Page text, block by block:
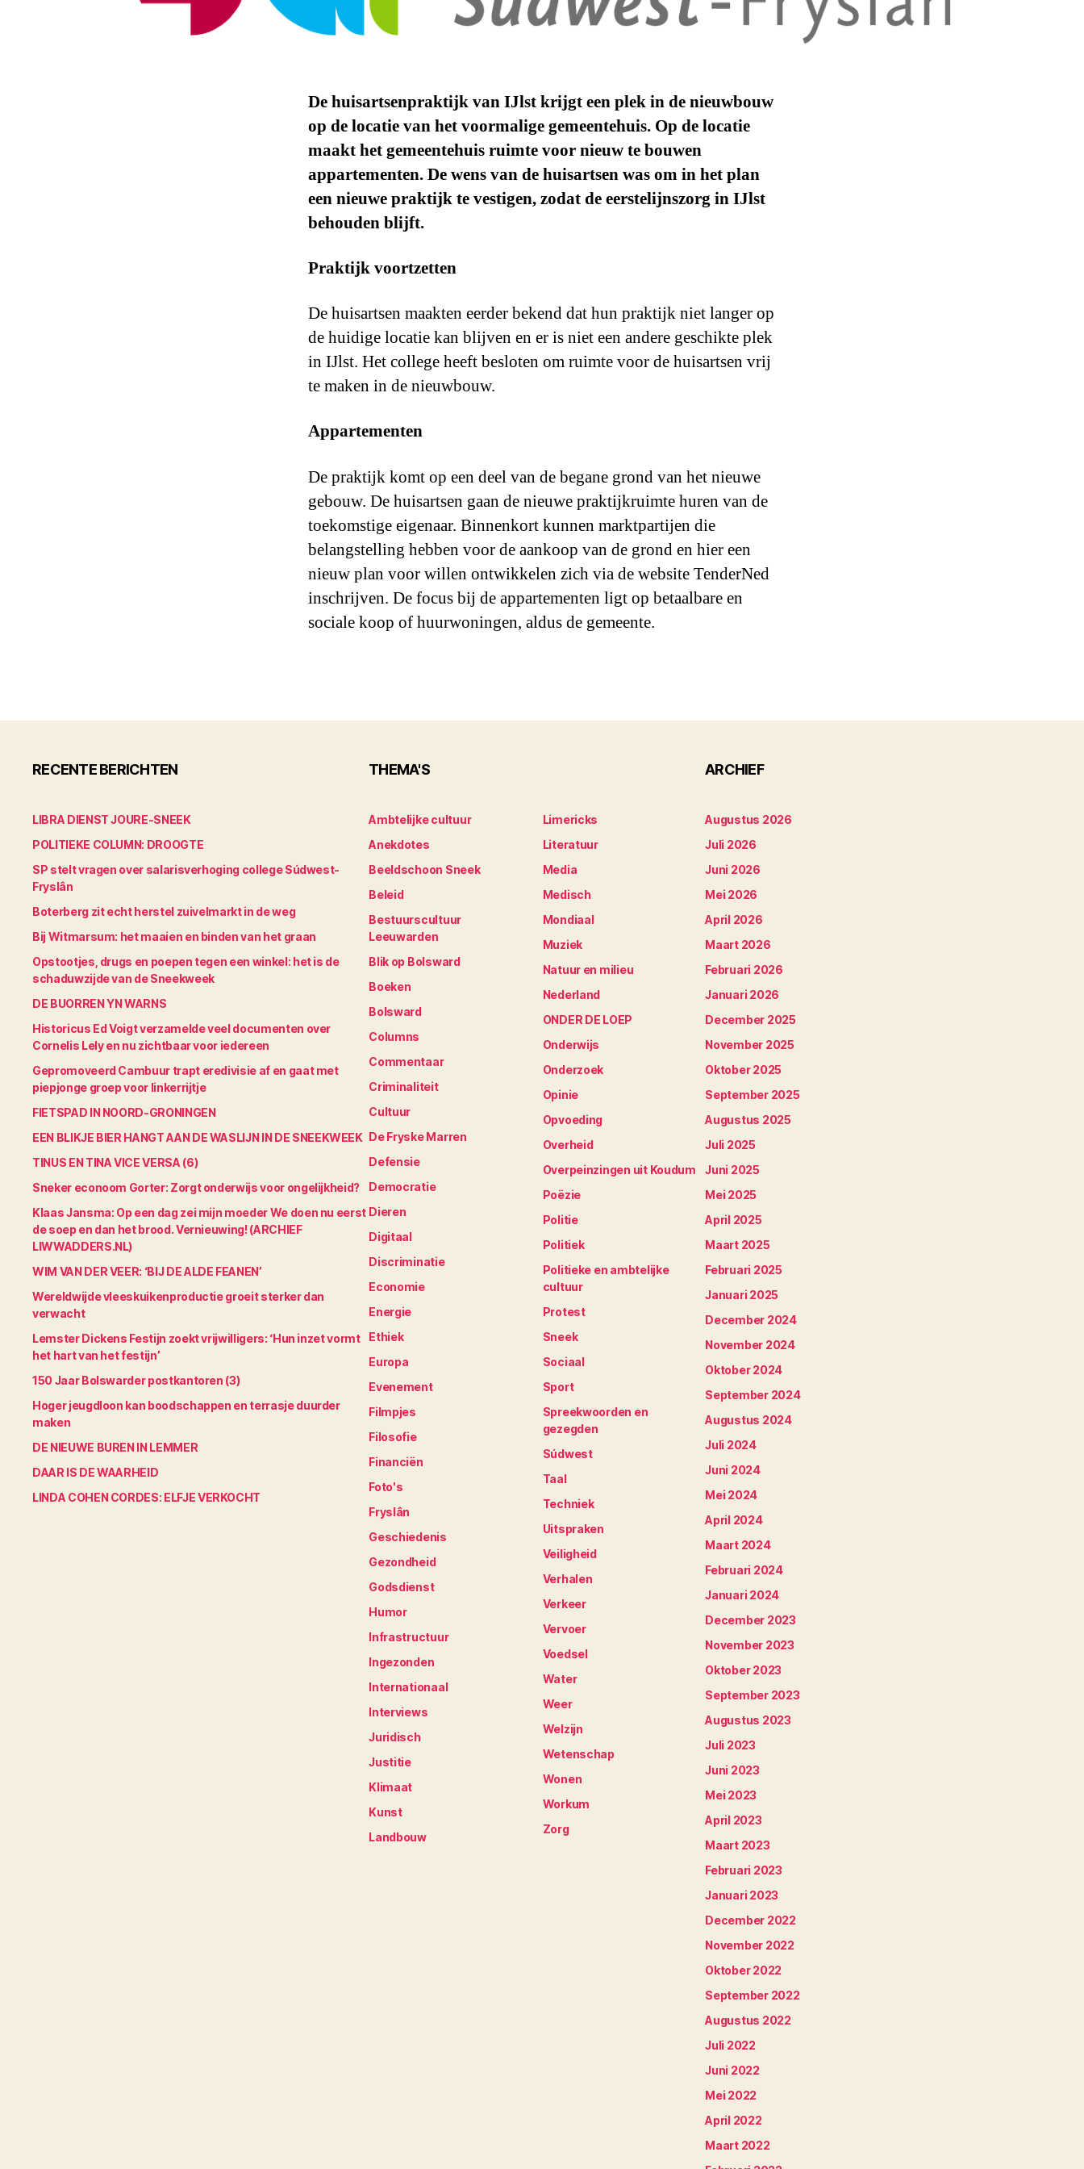
De huisartsenpraktijk van IJlst krijgt een plek in de nieuwbouw
op de locatie van het voormalige gemeentehuis. Op de locatie
maakt het gemeentehuis ruimte voor nieuw te bouwen
appartementen. De wens van de huisartsen was om in het plan
een nieuwe praktijk te vestigen, zodat de eerstelijnszorg in IJlst
behouden blijft.
Praktijk voortzetten
De huisartsen maakten eerder bekend dat hun praktijk niet langer op
de huidige locatie kan blijven en er is niet een andere geschikte plek
in IJlst. Het college heeft besloten om ruimte voor de huisartsen vrij
te maken in de nieuwbouw.
Appartementen
De praktijk komt op een deel van de begane grond van het nieuwe
gebouw. De huisartsen gaan de nieuwe praktijkruimte huren van de
toekomstige eigenaar. Binnenkort kunnen marktpartijen die
belangstelling hebben voor de aankoop van de grond en hier een
nieuw plan voor willen ontwikkelen zich via de website TenderNed
inschrijven. De focus bij de appartementen ligt op betaalbare en
sociale koop of huurwoningen, aldus de gemeente.
RECENTE BERICHTEN
LIBRA DIENST JOURE-SNEEK
POLITIEKE COLUMN: DROOGTE
SP stelt vragen over salarisverhoging college Súdwest-
Fryslân
Boterberg zit echt herstel zuivelmarkt in de weg
Bij Witmarsum: het maaien en binden van het graan
Opstootjes, drugs en poepen tegen een winkel: het is de
schaduwzijde van de Sneekweek
DE BUORREN YN WARNS
Historicus Ed Voigt verzamelde veel documenten over
Cornelis Lely en nu zichtbaar voor iedereen
Gepromoveerd Cambuur trapt eredivisie af en gaat met
piepjonge groep voor linkerrijtje
FIETSPAD IN NOORD-GRONINGEN
EEN BLIKJE BIER HANGT AAN DE WASLIJN IN DE SNEEKWEEK
TINUS EN TINA VICE VERSA (6)
Sneker econoom Gorter: Zorgt onderwijs voor ongelijkheid?
Klaas Jansma: Op een dag zei mijn moeder We doen nu eerst
de soep en dan het brood. Vernieuwing! (ARCHIEF
LIWWADDERS.NL)
WIM VAN DER VEER: ‘BIJ DE ALDE FEANEN’
Wereldwijde vleeskuikenproductie groeit sterker dan
verwacht
Lemster Dickens Festijn zoekt vrijwilligers: ‘Hun inzet vormt
het hart van het festijn’
150 Jaar Bolswarder postkantoren (3)
Hoger jeugdloon kan boodschappen en terrasje duurder
maken
DE NIEUWE BUREN IN LEMMER
DAAR IS DE WAARHEID
LINDA COHEN CORDES: ELFJE VERKOCHT
THEMA'S
Ambtelijke cultuur
Anekdotes
Beeldschoon Sneek
Beleid
Bestuurscultuur
Leeuwarden
Blik op Bolsward
Boeken
Bolsward
Columns
Commentaar
Criminaliteit
Cultuur
De Fryske Marren
Defensie
Democratie
Dieren
Digitaal
Discriminatie
Economie
Energie
Ethiek
Europa
Evenement
Filmpjes
Filosofie
Financiën
Foto's
Fryslân
Geschiedenis
Gezondheid
Godsdienst
Humor
Infrastructuur
Ingezonden
Internationaal
Interviews
Juridisch
Justitie
Klimaat
Kunst
Landbouw
Limericks
Literatuur
Media
Medisch
Mondiaal
Muziek
Natuur en milieu
Nederland
ONDER DE LOEP
Onderwijs
Onderzoek
Opinie
Opvoeding
Overheid
Overpeinzingen uit Koudum
Poëzie
Politie
Politiek
Politieke en ambtelijke
cultuur
Protest
Sneek
Sociaal
Sport
Spreekwoorden en
gezegden
Súdwest
Taal
Techniek
Uitspraken
Veiligheid
Verhalen
Verkeer
Vervoer
Voedsel
Water
Weer
Welzijn
Wetenschap
Wonen
Workum
Zorg
ARCHIEF
Augustus 2026
Juli 2026
Juni 2026
Mei 2026
April 2026
Maart 2026
Februari 2026
Januari 2026
December 2025
November 2025
Oktober 2025
September 2025
Augustus 2025
Juli 2025
Juni 2025
Mei 2025
April 2025
Maart 2025
Februari 2025
Januari 2025
December 2024
November 2024
Oktober 2024
September 2024
Augustus 2024
Juli 2024
Juni 2024
Mei 2024
April 2024
Maart 2024
Februari 2024
Januari 2024
December 2023
November 2023
Oktober 2023
September 2023
Augustus 2023
Juli 2023
Juni 2023
Mei 2023
April 2023
Maart 2023
Februari 2023
Januari 2023
December 2022
November 2022
Oktober 2022
September 2022
Augustus 2022
Juli 2022
Juni 2022
Mei 2022
April 2022
Maart 2022